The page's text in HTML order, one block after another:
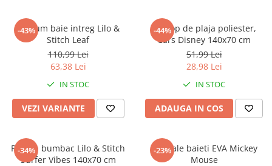
-43%
Costum baie intreg Lilo &
Stitch Leaf
110,99 Lei
63,38 Lei
IN STOC
VEZI VARIANTE
-44%
Prosop de plaja poliester,
Cars Disney 140x70 cm
51,99 Lei
28,98 Lei
IN STOC
ADAUGA IN COS
-34%
Prosop bumbac Lilo & Stitch
Surfer Vibes 140x70 cm
-23%
Sandale baieti EVA Mickey
Mouse